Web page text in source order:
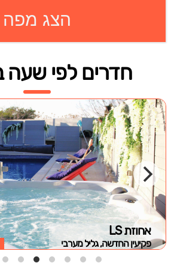
הצג מפה
חדרים לפי שעה
אחוזת LS
פקיעין החדשה, גליל מערבי